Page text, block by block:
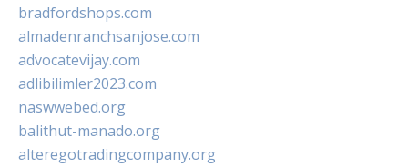
bradfordshops.com
almadenranchsanjose.com
advocatevijay.com
adlibilimler2023.com
naswwebed.org
balithut-manado.org
alteregotradingcompany.org